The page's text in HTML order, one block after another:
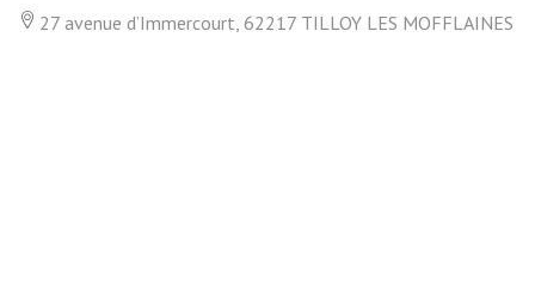
27 avenue d’Immercourt, 62217 TILLOY LES MOFFLAINES